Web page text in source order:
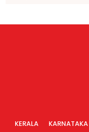
KERALA KARNATAKA